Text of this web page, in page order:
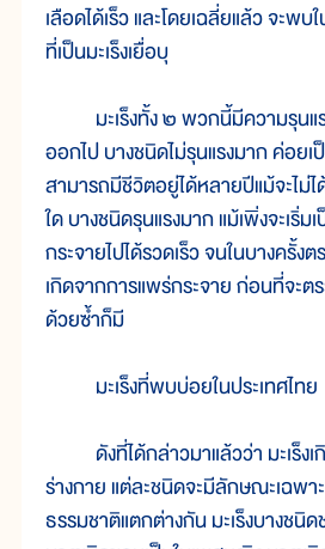
เลือดได้เร็ว และโดยเฉลี่ยแล้ว จะพ
ที่เป็นมะเร็งเยื่อบุ
มะเร็งทั้ง ๒ พวกนี้มีความรุนแร
ออกไป บางชนิดไม่รุนแรงมาก ค่อย
สามารถมีชีวิตอยู่ได้หลายปีแม้จะไม่
ใด บางชนิดรุนแรงมาก แม้เพิ่งจะเริ่
กระจายไปได้รวดเร็ว จนในบางครั้
เกิดจากการแพร่กระจาย ก่อนที่จะต
ด้วยซ้ำก็มี
มะเร็งที่พบบ่อยในประเทศไทย
ดังที่ได้กล่าวมาแล้วว่า มะเร็งเ
ร่างกาย แต่ละชนิดจะมีลักษณะเฉพ
ธรรมชาติแตกต่างกัน มะเร็งบางชนิ